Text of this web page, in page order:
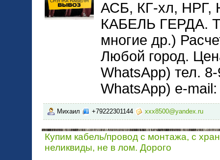
АСБ, КГ-хл,
КАБЕЛЬ ГЕРДА.
многие др.)
Любой город.
WhatsApp) тел.
WhatsApp) e-
Михаил +79222301144 xxx8500@yandex.ru
Купим кабель/провод с монтажа, с
неликвиды, не в лом. Дорого